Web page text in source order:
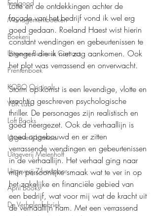
Feelgood
Managementboeken
Boekerij
Uitgever Business Contact
Prentenboek
KOBO Originals
VBK Lab
Loft Books
Uitgeverij Lannoo
Uitgeverij Melenhoff
Uitgeverij Zilverspoor
April Books
De Verhalenfabriek
Lotte en de ontdekkingen achter de
façade van het bedrijf vond ik wel erg
goed gedaan. Roeland Haest wist hierin
constant wendingen en gebeurtenissen te
brengen die ik niet zag aankomen. Ook
het plot was verrassend en onverwacht.
Storm op komst is een levendige, vlotte en
krachtig geschreven psychologische
thriller. De personages zijn realistisch en
goed neergezet. Ook de verhaallijn is
goed opgebouwd en er zitten
verrassende wendingen en gebeurtenissen
in de verhaallijn. Het verhaal ging naar
mijn persoonlijke smaak wat te ver in op
het zakelijke en financiële gebied van
een bedrijf, wat voor mij wat de kracht uit
de verhaallijn nam. Met een verrassend